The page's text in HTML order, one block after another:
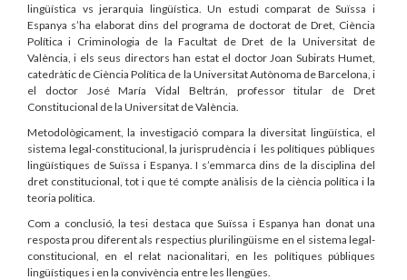
lingüística vs jerarquia lingüística. Un estudi comparat de Suïssa i
Espanya s’ha elaborat dins del programa de doctorat de Dret, Ciència
Política i Criminologia de la Facultat de Dret de la Universitat de
València, i els seus directors han estat el doctor Joan Subirats Humet,
catedràtic de Ciència Política de la Universitat Autònoma de Barcelona, i
el doctor José María Vidal Beltrán, professor titular de Dret
Constitucional de la Universitat de València.
Metodològicament, la investigació compara la diversitat lingüística, el
sistema legal-constitucional, la jurisprudència i les polítiques públiques
lingüístiques de Suïssa i Espanya. I s’emmarca dins de la disciplina del
dret constitucional, tot i que té compte anàlisis de la ciència política i la
teoria política.
Com a conclusió, la tesi destaca que Suïssa i Espanya han donat una
resposta prou diferent als respectius plurilingüisme en el sistema legal-
constitucional, en el relat nacionalitari, en les polítiques públiques
lingüístiques i en la convivència entre les llengües.